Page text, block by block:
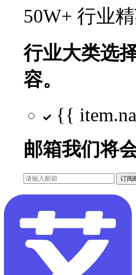
50W+ 行业
行业大类选
容。
{{
邮箱我们将
订阅